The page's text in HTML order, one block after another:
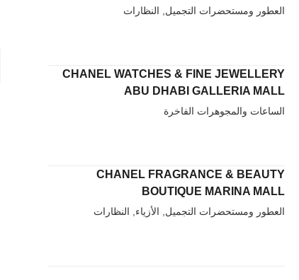
العطور ومستحضرات التجميل, النظارات
CHANEL WATCHES & FINE JEWELLERY
ABU DHABI GALLERIA MALL
الساعات والمجوهرات الفاخرة
CHANEL FRAGRANCE & BEAUTY
BOUTIQUE MARINA MALL
العطور ومستحضرات التجميل, الأزياء, النظارات